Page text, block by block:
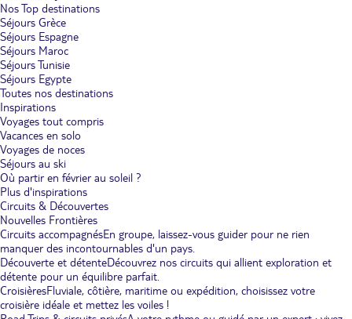
Nos Top destinations
Séjours Grèce
Séjours Espagne
Séjours Maroc
Séjours Tunisie
Séjours Egypte
Toutes nos destinations
Inspirations
Voyages tout compris
Vacances en solo
Voyages de noces
Séjours au ski
Où partir en février au soleil ?
Plus d'inspirations
Circuits & Découvertes
Nouvelles Frontières
Circuits accompagnésEn groupe, laissez-vous guider pour ne rien
manquer des incontournables d'un pays.
Découverte et détenteDécouvrez nos circuits qui allient exploration et
détente pour un équilibre parfait.
CroisièresFluviale, côtière, maritime ou expédition, choisissez votre
croisière idéale et mettez les voiles !